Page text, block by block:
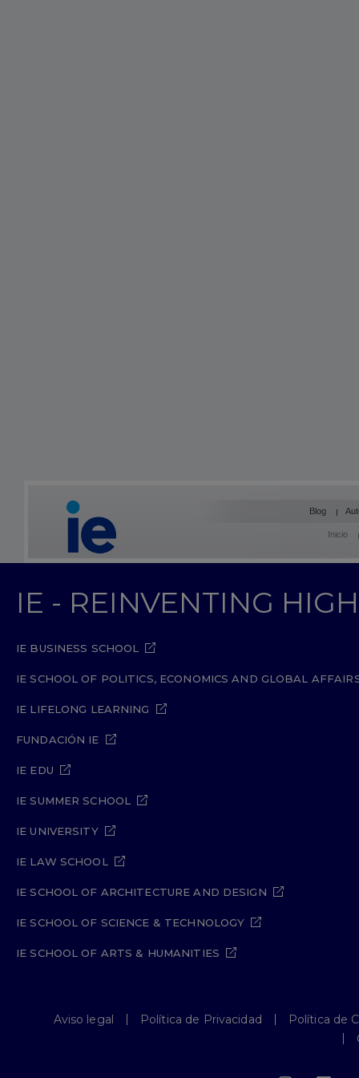
Blog
Inicio
IE - REINVENTING
IE BUSINESS SCHOOL
IE SCHOOL OF POLITICS, ECONOMICS AND GLOBAL
IE LIFELONG LEARNING
FUNDACIÓN IE
IE EDU
IE SUMMER SCHOOL
IE UNIVERSITY
IE LAW SCHOOL
IE SCHOOL OF ARCHITECTURE AND DESIGN
IE SCHOOL OF SCIENCE & TECHNOLOGY
IE SCHOOL OF ARTS & HUMANITIES
Aviso legal Política de Privacidad
Política de